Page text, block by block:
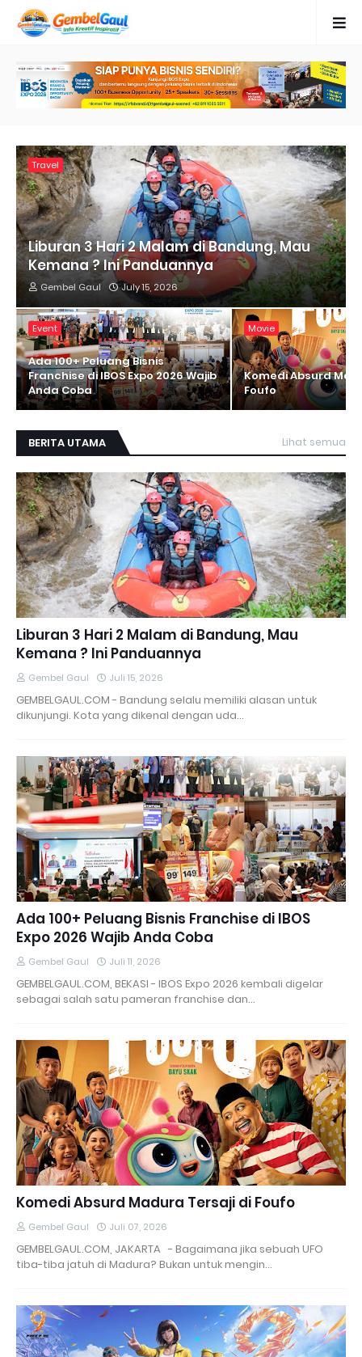
Travel
Liburan 3 Hari 2 Malam di Bandung, Mau
Kemana ? Ini Panduannya
Gembel Gaul July 15, 2026
Event
Ada 100+ Peluang Bisnis
Franchise di IBOS Expo 2026 Wajib
Anda Coba
Movie
Komedi Absurd
Foufo
BERITA UTAMA Lihat semua
Liburan 3 Hari 2 Malam di Bandung, Mau
Kemana ? Ini Panduannya
Gembel Gaul Juli 15, 2026
GEMBELGAUL.COM - Bandung selalu memiliki alasan untuk
dikunjungi. Kota yang dikenal dengan uda…
Ada 100+ Peluang Bisnis Franchise di IBOS
Expo 2026 Wajib Anda Coba
Gembel Gaul Juli 11, 2026
GEMBELGAUL.COM, BEKASI - IBOS Expo 2026 kembali digelar
sebagai salah satu pameran franchise dan…
Komedi Absurd Madura Tersaji di Foufo
Gembel Gaul Juli 07, 2026
GEMBELGAUL.COM, JAKARTA - Bagaimana jika sebuah UFO
tiba-tiba jatuh di Madura? Bukan untuk mengin…